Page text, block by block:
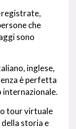
registrate,
che
sono
inglese,
è perfetta
internazionale.
tour virtuale
storia e